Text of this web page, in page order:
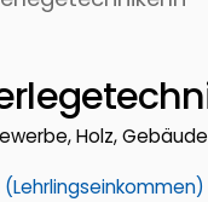
Holz,